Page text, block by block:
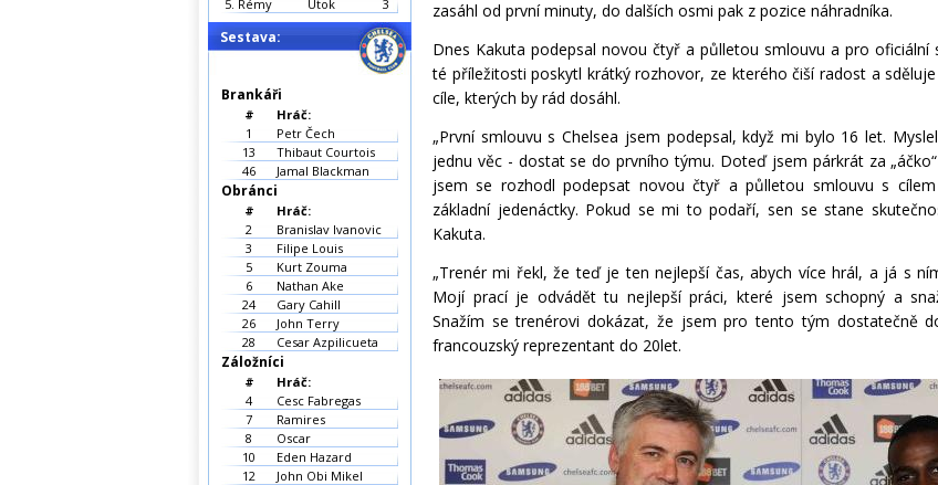
zasáhl od první minuty, do dalších osmi pak z pozice náhradníka.
Dnes Kakuta podepsal novou čtyř a půlletou smlouvu a pro oficiální
té příležitosti poskytl krátký rozhovor, ze kterého čiší radost a
cíle, kterých by rád dosáhl.
„První smlouvu s Chelsea jsem podepsal, když mi bylo 16 let.
jednu věc - dostat se do prvního týmu. Doteď jsem párkrát za
jsem se rozhodl podepsat novou čtyř a půlletou smlouvu s
základní jedenáctky. Pokud se mi to podaří, sen se stane
Kakuta.
„Trenér mi řekl, že teď je ten nejlepší čas, abych více hrál, a já s
Mojí prací je odvádět tu nejlepší práci, které jsem schopný a
Snažím se trenérovi dokázat, že jsem pro tento tým dostatečně
francouzský reprezentant do 20let.
5. Rémy Útok 3
Sestava:
Brankáři
#
Hráč:
1
Petr Čech
13
Thibaut Courtois
46
Jamal Blackman
Obránci
#
Hráč:
2
Branislav Ivanovic
3
Filipe Louis
5
Kurt Zouma
6
Nathan Ake
24
Gary Cahill
26
John Terry
28
Cesar Azpilicueta
Záložníci
#
Hráč:
4
Cesc Fabregas
7
Ramires
8
Oscar
10
Eden Hazard
12
John Obi Mikel